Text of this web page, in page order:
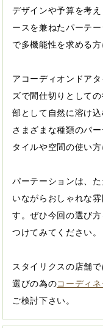
デザインや予算を考
ースを兼ねたパーテ
で多機能性を求める
アコーディオンドア
ズで間仕切りとして
部として自然に溶け
さまざまな種類のパ
タイルや空間の使い
パーテーションは、
いながらおしゃれな
す。ぜひ今回の選び
つけてみてください。
スタイリクスの店舗
選びの為のコーディ
ご検討下さい。